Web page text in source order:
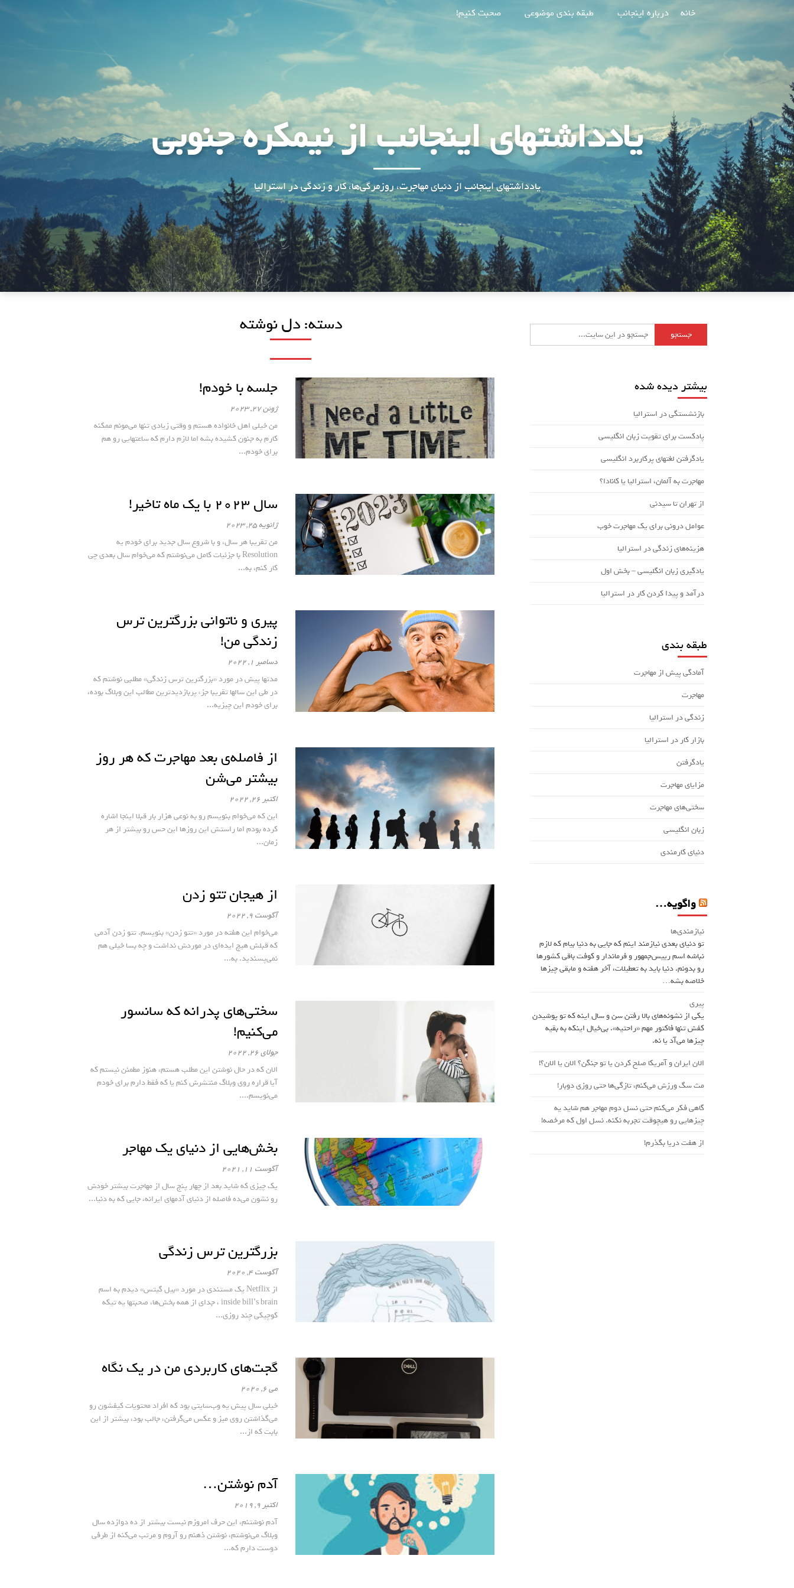
پرش
به
خانه درباره اینجانب طبقه بندی موضوعی صحبت کنیم!
یادداشتهای اینجانب از نیمکره جنوبی
یادداشتهای اینجانب از دنیای مهاجرت، روزمرگی‌ها، کار و زندگی در استرالیا
دسته:دل نوشته
جلسه با خودم!
ژوئن 27, 2023
من خیلی اهل خانواده هستم و وقتی زیادی تنها می‌مونم ممکنه
کارم به جنون کشیده بشه اما لازم دارم که ساعتهایی رو هم
برای خودم...
سال ۲۰۲۳ با یک ماه تاخیر!
ژانویه 25, 2023
من تقریبا هر سال، و با شروع سال جدید برای خودم یه
Resolution با جزئیات کامل می‌نوشتم که می‌خوام سال بعدی چی
کار کنم، به...
پیری و ناتوانی بزرگترین ترس
زندگی من!
دسامبر 1, 2022
مدتها پیش در مورد «بزرگترین ترس زندگی» مطلبی نوشتم که
در طی این سالها تقریبا جزء پربازدیدترین مطالب این وبلاگ بوده،
برای خودم این چیزیه...
از فاصله‌ی بعد مهاجرت که هر روز
بیشتر می‌شن
اکتبر 26, 2022
این که می‌خوام بنویسم رو به نوعی هزار بار قبلا اینجا اشاره
کرده بودم اما راستش این روزها این حس رو بیشتر از هر
زمان...
از هیجان تتو زدن
آگوست 9, 2022
می‌خوام این هفته در مورد «تتو زدن» بنویسم. تتو زدن آدمی
که قبلش هیچ ایده‌ای در موردش نداشت و چه بسا خیلی هم
نمی‌پسندید. به...
سختی‌های پدرانه که سانسور
می‌کنیم!
جولای 26, 2022
الان که در حال نوشتن این مطلب هستم، هنوز مطمئن نیستم که
آیا قراره روی وبلاگ منتشرش کنم یا که فقط دارم برای خودم
می‌نویسم....
بخش‌هایی از دنیای یک مهاجر
آگوست 11, 2021
یک چیزی که شاید بعد از چهار پنج سال از مهاجرت بیشتر خودش
رو نشون می‌ده فاصله از دنیای آدمهای ایرانه، جایی که به دنیا...
بزرگترین ترس زندگی
آگوست 4, 2020
از Netflix یک مستندی در مورد «بیل گیتس» دیدم به اسم
inside bill’s brain ، جدای از همه بخش‌ها، صحبتها یه تیکه
کوچیکی چند روزی...
گجت‌های کاربردی من در یک نگاه
می 6, 2020
خیلی سال پیش یه وب‌سایتی بود که افراد محتویات کیفشون رو
می‌گذاشتن روی میز و عکس می‌گرفتن، جالب بود، بیشتر از این
بابت که از...
آدم نوشتن…
اکتبر 9, 2019
آدم نوشتنم، این حرف امروزم نیست بیشتر از ده دوازده سال
وبلاگ می‌نوشتم، نوشتن ذهنم رو آروم و مرتب می‌کنه از طرفی
دوست دارم که...
بیشتر دیده شده
بازنشستگی در استرالیا
پادکست برای تقویت زبان انگلیسی
یادگرفتن لغتهای پرکاربرد انگلیسی
مهاجرت به آلمان، استرالیا یا کانادا؟
از تهران تا سیدنی
عوامل درونی برای یک مهاجرت خوب
هزینه‌های زندگی در استرالیا
یادگیری زبان انگلیسی – بخش اول
درآمد و پیدا کردن کار در استرالیا
طبقه بندی
آمادگی پیش از مهاجرت
مهاجرت
زندگی در استرالیا
بازار کار در استرالیا
یادگرفتن
مزایای مهاجرت
سختی‌های مهاجرت
زبان انگلیسی
دنیای کارمندی
واگویه…
نیازمندی‌ها
تو دنیای بعدی نیازمند اینم که جایی به دنیا بیام که لازم
نباشه اسم ريیس‌جمهور و فرماندار و کوفت باقی کشورها
رو بدونم. دنیا باید به تعطیلات، آخر هفته و مابقی چیزها
خلاصه بشه…
پیری
یکی از نشونه‌های بالا رفتن سن و سال اینه که تو پوشیدن
کفش تنها فاکتور مهم «راحتیه». بی‌خیال اینکه به بقیه
چیزها می‌آد یا نه.
الان ایران و آمریکا صلح کردن یا تو جنگن؟‌ الان یا الان؟!
مث سگ ورزش می‌کنم، تازگی‌ها حتی روزی دوبار!
گاهی فکر می‌کنم حتی نسل دوم مهاجر هم شاید یه
چیزهایی رو هیچوقت تجربه نکنه. نسل اول که مرخصه!
از هفت دریا بگذرم!